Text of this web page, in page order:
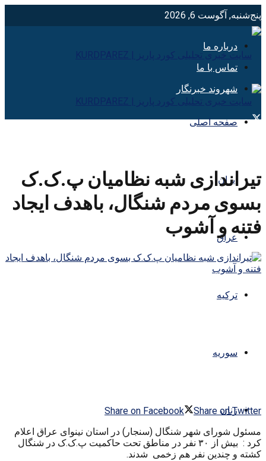
پنج‌شنبه, آگوست 6, 2026
درباره ما
تماس با ما
شهروند خبرنگار
صفحه اصلی
ایران
عراق
ترکیه
سوریه
زنان
تیراندازی شبه نظامیان پ.ک.ک
بسوی مردم شنگال، باهدف ایجاد
فتنه و آشوب
Share on Facebook
Share on Twitter
مسئول شورای شهر شنگال (سنجار) در استان نینوای عراق اعلام
کرد : بیش از ۳۰ نفر در مناطق تحت حاکمیت پ.ک.ک در شنگال
کشته و چندین نفر هم زخمی شدند.